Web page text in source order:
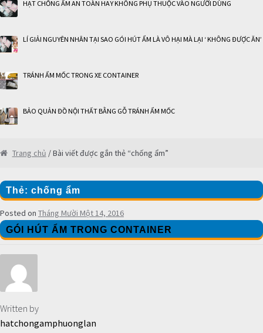
HẠT CHỐNG ẨM AN TOÀN HAY KHÔNG PHỤ THUỘC VÀO NGƯỜI DÙNG
LÍ GIẢI NGUYÊN NHÂN TẠI SAO GÓI HÚT ẨM LÀ VÔ HẠI MÀ LẠI ‘ KHÔNG ĐƯỢC ĂN’
TRÁNH ẨM MỐC TRONG XE CONTAINER
BẢO QUẢN ĐỒ NỘI THẤT BẰNG GỖ TRÁNH ẨM MỐC
Trang chủ / Bài viết được gắn thẻ “chống ẩm”
Thẻ: chống ẩm
Posted on Tháng Mười Một 14, 2016
GÓI HÚT ẨM TRONG CONTAINER
Written by
hatchongamphuonglan